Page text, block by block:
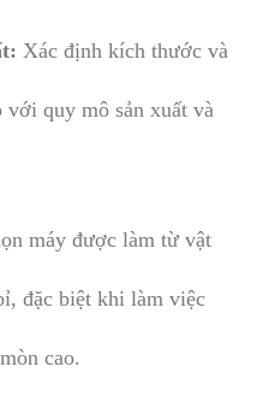
Xác định kích thước và
với quy mô sản xuất và
máy được làm từ vật
đặc biệt khi làm việc
cao.